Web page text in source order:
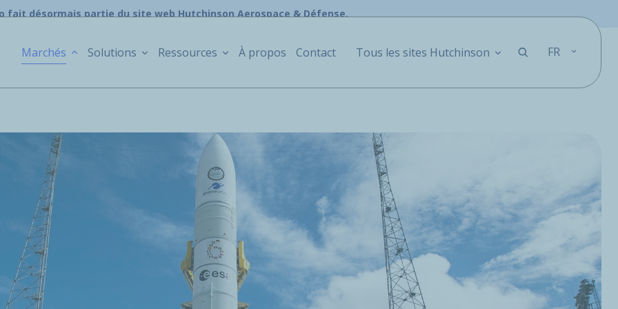
fait désormais partie du site web Hutchinson Aerospace & Défense.
Marchés Solutions Ressources À propos Contact Tous les sites Hutchinson FR